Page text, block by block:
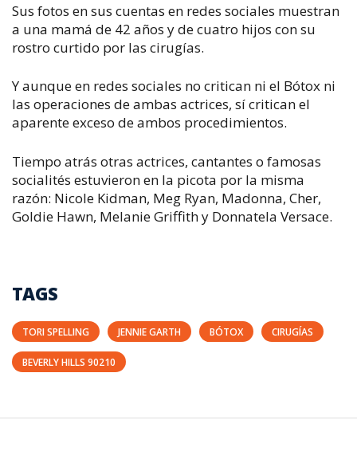
Sus fotos en sus cuentas en redes sociales muestran
a una mamá de 42 años y de cuatro hijos con su
rostro curtido por las cirugías.
Y aunque en redes sociales no critican ni el Bótox ni
las operaciones de ambas actrices, sí critican el
aparente exceso de ambos procedimientos.
Tiempo atrás otras actrices, cantantes o famosas
socialités estuvieron en la picota por la misma
razón: Nicole Kidman, Meg Ryan, Madonna, Cher,
Goldie Hawn, Melanie Griffith y Donnatela Versace.
TAGS
TORI SPELLING JENNIE GARTH BÓTOX CIRUGÍAS
BEVERLY HILLS 90210